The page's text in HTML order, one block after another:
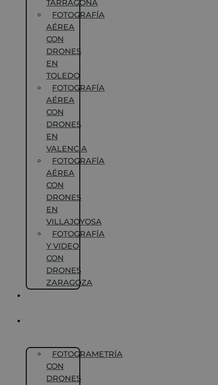
TARRAGONA
FOTOGRAFÍA
AÉREA
CON
DRONES
EN
TOLEDO
FOTOGRAFÍA
AÉREA
CON
DRONES
EN
VALENCIA
FOTOGRAFÍA
AÉREA
CON
DRONES
EN
VILLAJOYOSA
FOTOGRAFÍA
Y VIDEO
CON
DRONES
ZARAGOZA
FOTOGRAMETRÍA
CON
DRONES